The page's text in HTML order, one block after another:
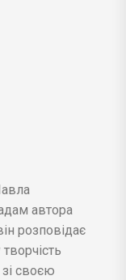
автора
розповідає
своєю